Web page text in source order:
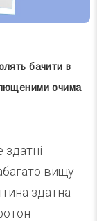
бачити в
очима
здатні
вищу
здатна
—